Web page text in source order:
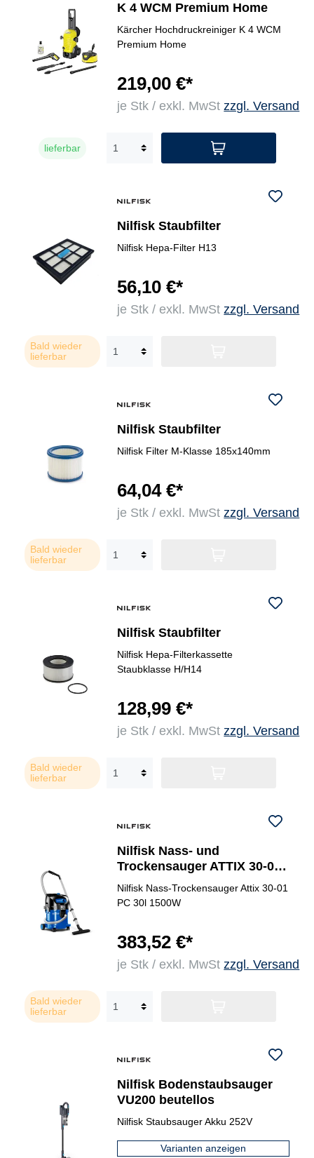
K 4 WCM Premium Home
Kärcher Hochdruckreiniger K 4 WCM
Premium Home
219,00 €*
je Stk / exkl. MwStzzgl. Versand
lieferbar
Nilfisk Staubfilter
Nilfisk Hepa-Filter H13
56,10 €*
je Stk / exkl. MwStzzgl. Versand
Bald wieder
lieferbar
Nilfisk Staubfilter
Nilfisk Filter M-Klasse 185x140mm
64,04 €*
je Stk / exkl. MwStzzgl. Versand
Bald wieder
lieferbar
Nilfisk Staubfilter
Nilfisk Hepa-Filterkassette
Staubklasse H/H14
128,99 €*
je Stk / exkl. MwStzzgl. Versand
Bald wieder
lieferbar
Nilfisk Nass- und
Trockensauger ATTIX 30-01
PC
Nilfisk Nass-Trockensauger Attix 30-01
PC 30l 1500W
383,52 €*
je Stk / exkl. MwStzzgl. Versand
Bald wieder
lieferbar
Nilfisk Bodenstaubsauger
VU200 beutellos
Nilfisk Staubsauger Akku 252V
Varianten anzeigen